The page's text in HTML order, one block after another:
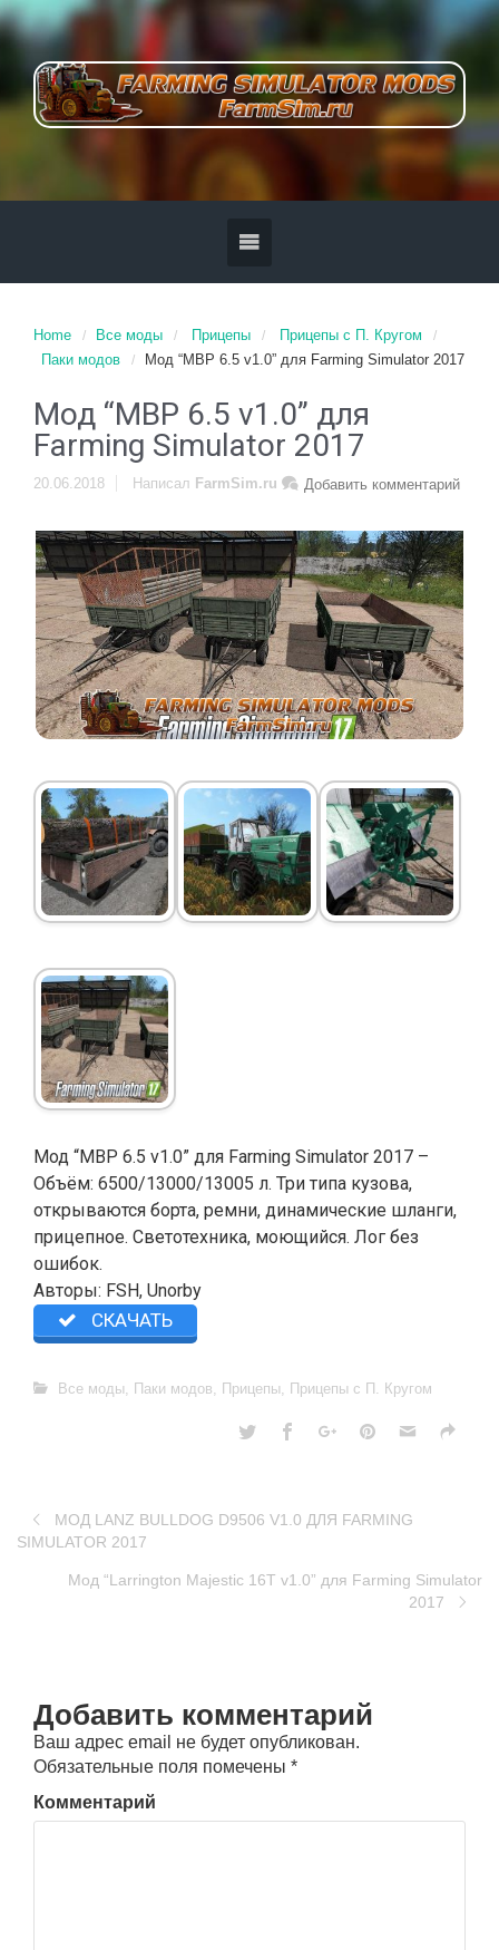
Home Все моды Прицепы
Прицепы с П. Кругом
Паки модов
Мод “MBP 6.5 v1.0” для Farming Simulator 2017
Мод “MBP 6.5 v1.0” для
Farming Simulator 2017
20.06.2018 Добавить комментарий
Написал FarmSim.ru
Мод “MBP 6.5 v1.0” для Farming Simulator 2017 –
Объём: 6500/13000/13005 л. Три типа кузова,
открываются борта, ремни, динамические шланги,
прицепное. Светотехника, моющийся. Лог без
ошибок.
Авторы: FSH, Unorby
СКАЧАТЬ
Все моды, Паки модов, Прицепы, Прицепы с П. Кругом
МОД LANZ BULLDOG D9506 V1.0 ДЛЯ FARMING
SIMULATOR 2017
Мод “Larrington Majestic 16T v1.0” для Farming Simulator
2017
Добавить комментарий
Ваш адрес email не будет опубликован.
Обязательные поля помечены *
Комментарий